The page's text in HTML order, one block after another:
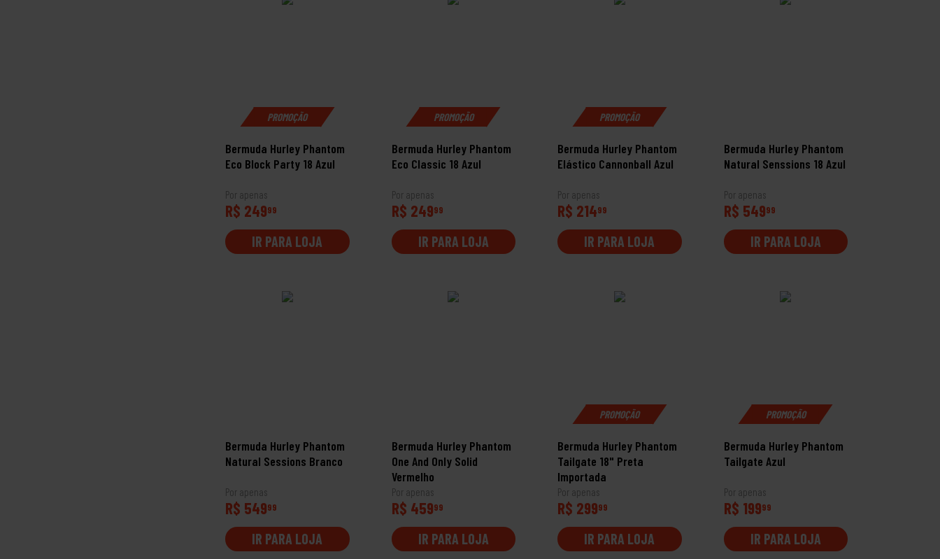
PROMOÇÃO
Bermuda Hurley Phantom
Eco Block Party 18 Azul
Por apenas
R$ 24999
IR PARA LOJA
PROMOÇÃO
Bermuda Hurley Phantom
Eco Classic 18 Azul
Por apenas
R$ 24999
IR PARA LOJA
PROMOÇÃO
Bermuda Hurley Phantom
Elástico Cannonball Azul
Por apenas
R$ 21499
IR PARA LOJA
Bermuda Hurley Phantom
Natural Senssions 18 Azul
Por apenas
R$ 54999
IR PARA LOJA
Bermuda Hurley Phantom
Natural Sessions Branco
Por apenas
R$ 54999
IR PARA LOJA
Bermuda Hurley Phantom
One And Only Solid
Vermelho
Por apenas
R$ 45999
IR PARA LOJA
PROMOÇÃO
Bermuda Hurley Phantom
Tailgate 18" Preta
Importada
Por apenas
R$ 29999
IR PARA LOJA
PROMOÇÃO
Bermuda Hurley Phantom
Tailgate Azul
Por apenas
R$ 19999
IR PARA LOJA